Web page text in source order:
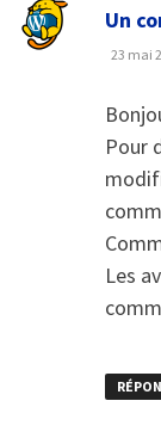
Un
23 mai
Pour
Les